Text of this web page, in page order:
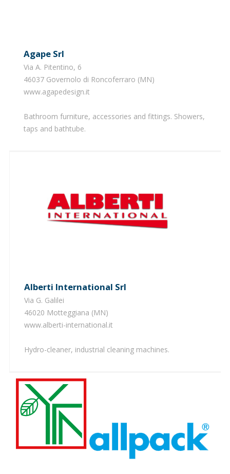
Agape Srl
Via A. Pitentino, 6
46037 Governolo di Roncoferraro (MN)
www.agapedesign.it
Bathroom furniture, accessories and fittings. Showers,
taps and bathtube.
Alberti International Srl
Via G. Galilei
46020 Motteggiana (MN)
​www.alberti-international.it
Hydro-cleaner, industrial cleaning machines.